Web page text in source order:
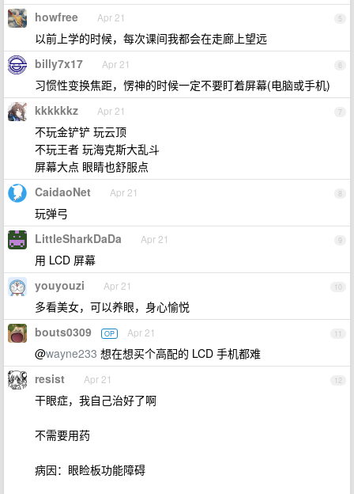
5
howfree Apr 21
以前上学的时候，每次课间我都会在走廊上望远
6
billy7x17 Apr 21
习惯性变换焦距，愣神的时候一定不要盯着屏幕(电脑或手机)
7
kkkkkkz Apr 21
不玩金铲铲 玩云顶
不玩王者 玩海克斯大乱斗
屏幕大点 眼睛也舒服点
8
CaidaoNet Apr 21
玩弹弓
9
LittleSharkDaDa Apr 21
用 LCD 屏幕
10
youyouzi Apr 21
多看美女，可以养眼，身心愉悦
11
bouts0309 OP Apr 21
@wayne233 想在想买个高配的 LCD 手机都难
12
resist Apr 21
干眼症，我自己治好了啊
不需要用药
病因：眼睑板功能障碍